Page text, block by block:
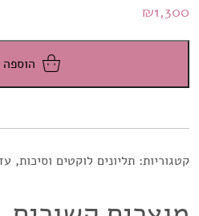
₪1,300
קטגוריות: תליונים לוקטים וסיכות, עד